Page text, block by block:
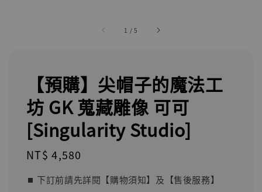
1 /5
【預購】尖帽子的魔法工
坊 GK 蒐藏雕像 可可
[Singularity Studio]
Regular
NT$ 4,580
⏹︎ 下訂前請先詳閱【購物須知】及【售後服務】